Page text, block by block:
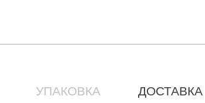
УПАКОВКА ДОСТАВКА